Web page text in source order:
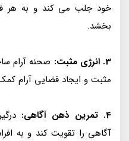
خود جلب می کند و به هر
بخشد.
3. انرژی مثبت:
صحنه آرام
مثبت و ایجاد فضایی آرام
4. تمرین ذهن آگاهی:
آگاهی را تقویت کند و به